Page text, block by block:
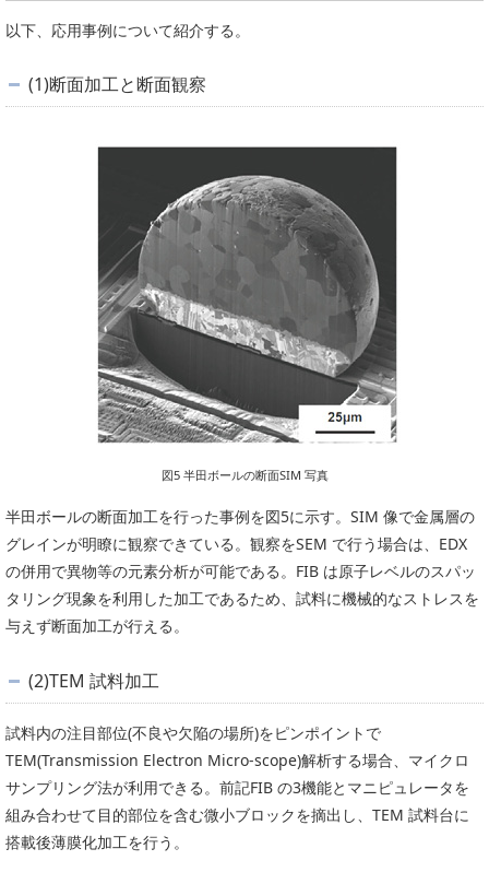
以下、応用事例について紹介する。
(1)断面加工と断面観察
図5 半田ボールの断面SIM 写真
半田ボールの断面加工を行った事例を図5に示す。SIM 像で金属層の
グレインが明瞭に観察できている。観察をSEM で行う場合は、EDX
の併用で異物等の元素分析が可能である。FIB は原子レベルのスパッ
タリング現象を利用した加工であるため、試料に機械的なストレスを
与えず断面加工が行える。
(2)TEM 試料加工
試料内の注目部位(不良や欠陥の場所)をピンポイントで
TEM(Transmission Electron Micro-scope)解析する場合、マイクロ
サンプリング法が利用できる。前記FIB の3機能とマニピュレータを
組み合わせて目的部位を含む微小ブロックを摘出し、TEM 試料台に
搭載後薄膜化加工を行う。